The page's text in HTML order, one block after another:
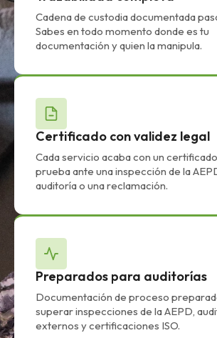
Cadena de custodia documentada
Sabes en todo momento donde es tu
documentación y quien la manipula.
Certificado con validez legal
Cada servicio acaba con un
prueba ante una inspección de la
auditoría o una reclamación.
Preparados para auditorías
Documentación de proceso
superar inspecciones de la AEPD,
externos y certificaciones ISO.